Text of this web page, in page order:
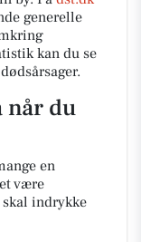
generelle
kan du se
når du
en
være
indrykke